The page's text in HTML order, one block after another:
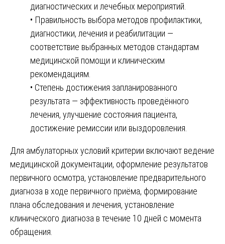
диагностических и лечебных мероприятий.
• Правильность выбора методов профилактики,
диагностики, лечения и реабилитации —
соответствие выбранных методов стандартам
медицинской помощи и клиническим
рекомендациям.
• Степень достижения запланированного
результата — эффективность проведённого
лечения, улучшение состояния пациента,
достижение ремиссии или выздоровления.
Для амбулаторных условий критерии включают ведение
медицинской документации, оформление результатов
первичного осмотра, установление предварительного
диагноза в ходе первичного приёма, формирование
плана обследования и лечения, установление
клинического диагноза в течение 10 дней с момента
обращения.